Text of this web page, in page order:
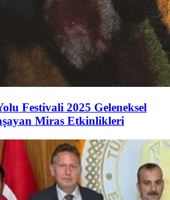
Festivali 2025 Geleneksel
Miras Etkinlikleri